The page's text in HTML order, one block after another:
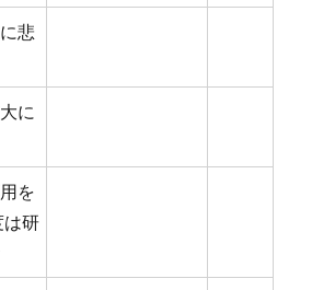
悲
に
を
は研